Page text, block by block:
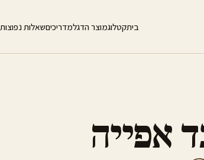
ביתקטלוגמוצר הדגלמדריכיםשאלות נפוצות
אפייה